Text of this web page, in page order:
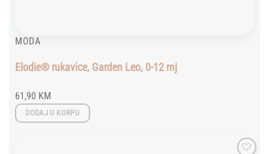
MODA
Elodie® rukavice, Garden Leo, 0-12 mj
61,90 KM
DODAJ U KORPU